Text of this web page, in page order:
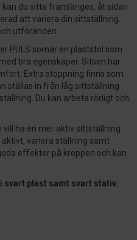
kan du sitta framlänges, åt sidan
att variera din sittställning.
utföranden.
PULS somär en plaststol som
bra egenskaper. Sitsen har
Extra stoppning finns som
ställas in från låg sittställning
Du kan arbeta rörligt och
ha en mer aktiv sittställning
variera ställning samt
effekter på kroppen och kan
svart plast samt svart stativ.